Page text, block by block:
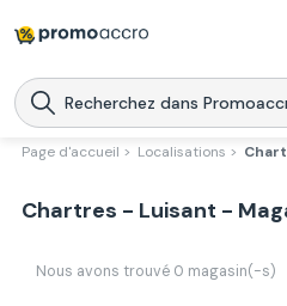
Magasins
Produits
Promoaccro
Page d'accueil > Localisations >
Chartres - Luisant -
Nous avons trouvé 0 magasin(-s)